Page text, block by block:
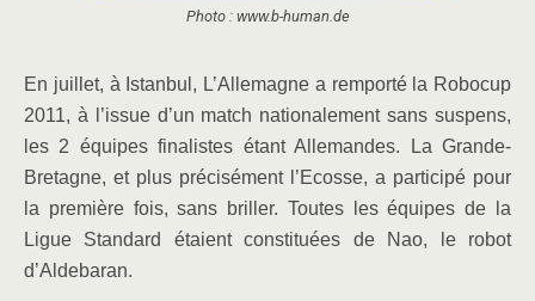
Photo : www.b-human.de
En juillet, à Istanbul, L’Allemagne a remporté la Robocup
2011, à l’issue d’un match nationalement sans suspens,
les 2 équipes finalistes étant Allemandes. La Grande-
Bretagne, et plus précisément l’Ecosse, a participé pour
la première fois, sans briller. Toutes les équipes de la
Ligue Standard étaient constituées de Nao, le robot
d’Aldebaran.